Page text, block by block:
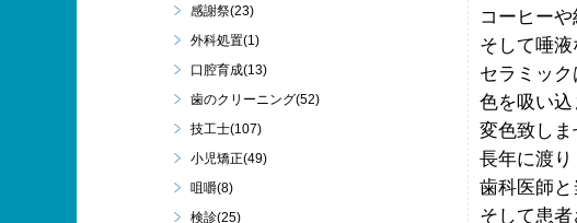
コーヒー
そして唾液
セラミッ
色を吸い
変色致しま
長年に渡り
歯科医師と
そして患
感謝祭(23)
外科処置(1)
口腔育成(13)
歯のクリーニング(52)
技工士(107)
小児矯正(49)
咀嚼(8)
検診(25)